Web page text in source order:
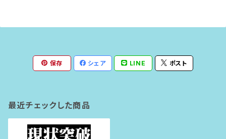
保存 シェア LINE ポスト
最近チェックした商品